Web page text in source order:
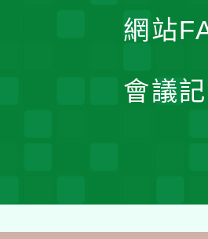
網站
會議